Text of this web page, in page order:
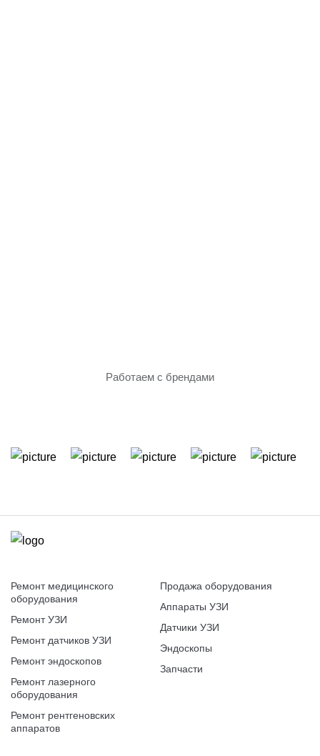
Работаем с брендами
Ремонт медицинского
оборудования
Ремонт УЗИ
Ремонт датчиков УЗИ
Ремонт эндоскопов
Ремонт лазерного
оборудования
Ремонт рентгеновских
аппаратов
Продажа оборудования
Аппараты УЗИ
Датчики УЗИ
Эндоскопы
Запчасти